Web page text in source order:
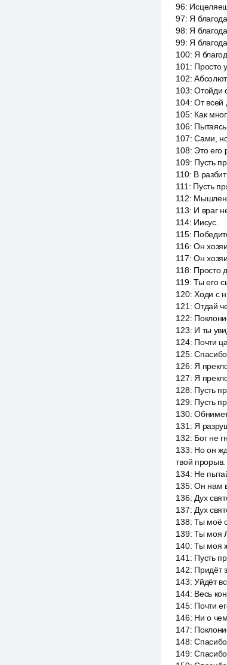
96:
97: Я
98: Я
99: Я
100: Я
101 : Просто
102:
103:Отойди
104:От всей
105: Как
106:
107:Сами,
108: Это его
109: Пусть
110: В
111 : Пусть
112:
113: И враг
114: Иисус.
115:
116:Он
117:Он
118: Просто
119:Ты его
120:Ходи с
121 :Отдай
122:
123: И ты
124: Почти
125:
126: Я
127: Я
128: Пусть
129: Пусть
130:Обнимет
131 : Я
132: Бог не
133: Но он
твой прорыв.
134: Не
135:Он нам
136: Дух
137: Дух
138:Ты моё
139:Ты моя
140:Ты моя
141 : Пусть
142: Придёт
143:Уйдёт
144: Весь
145: Почти
146: Ни о
147:
148:
149: